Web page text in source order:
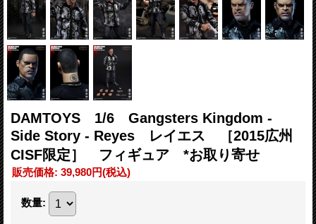
DAMTOYS 1/6 Gangsters Kingdom -
Side Story - Reyes レイエス ［2015広州
CISF限定］ フィギュア *お取り寄せ
販売価格: 39,980円(税込)
数量: